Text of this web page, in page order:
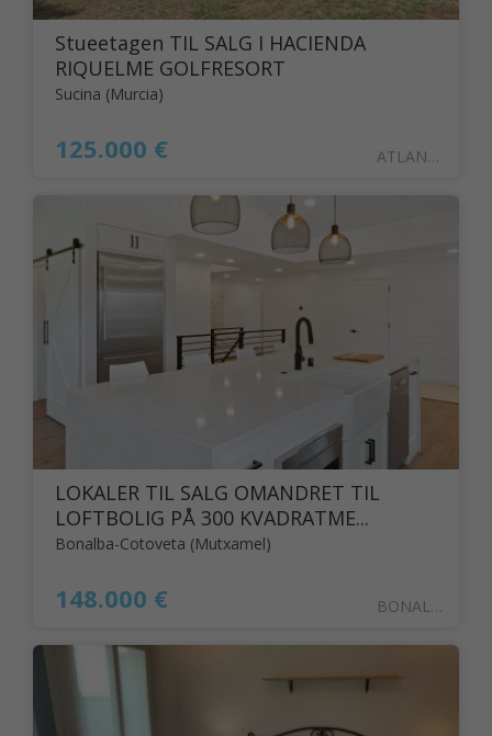
Stueetagen TIL SALG I HACIENDA
RIQUELME GOLFRESORT
Sucina (Murcia)
125.000 € ATLANT126
LOKALER TIL SALG OMANDRET TIL
LOFTBOLIG PÅ 300 KVADRATME...
Bonalba-Cotoveta (Mutxamel)
148.000 € BONALBA7